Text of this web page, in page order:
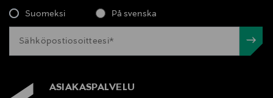
Suomeksi På svenska
ASIAKASPALVELU